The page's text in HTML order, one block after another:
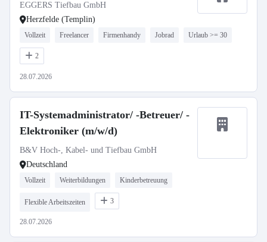
EGGERS Tiefbau GmbH
Herzfelde (Templin)
Vollzeit Freelancer Firmenhandy Jobrad Urlaub >= 30
2
28.07.2026
IT-Systemadministrator/ -Betreuer/ -
Elektroniker (m/w/d)
B&V Hoch-, Kabel- und Tiefbau GmbH
Deutschland
Vollzeit Weiterbildungen Kinderbetreuung
Flexible Arbeitszeiten 3
28.07.2026